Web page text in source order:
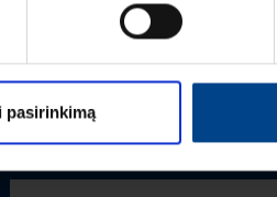
pasirinkimą
Pavardė*